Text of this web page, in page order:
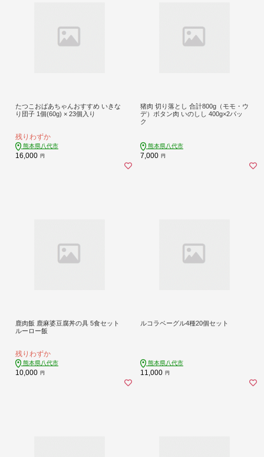
たつこおばあちゃんおすすめ いきな
り団子 1個(60g) × 23個入り
残りわずか
熊本県八代市
16,000 円
猪肉 切り落とし 合計800g（モモ・ウ
デ）ボタン肉 いのしし 400g×2パッ
ク
熊本県八代市
7,000 円
鹿肉飯 鹿麻婆豆腐丼の具 5食セット
ルーロー飯
残りわずか
熊本県八代市
10,000 円
ルコラベーグル4種20個セット
熊本県八代市
11,000 円